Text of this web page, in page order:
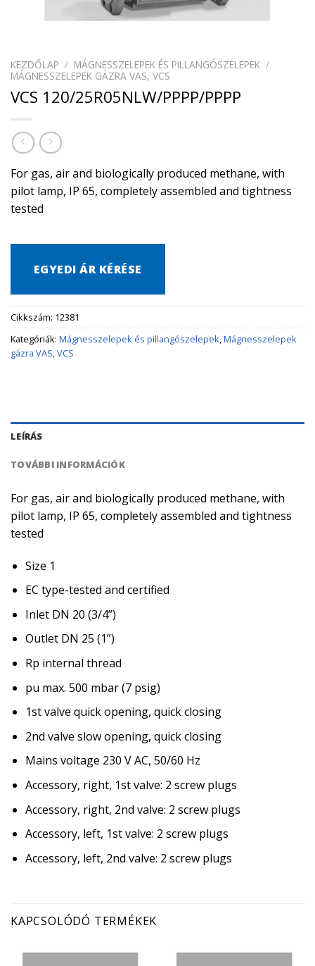
KEZDŐLAP / MÁGNESSZELEPEK ÉS PILLANGÓSZELEPEK /
MÁGNESSZELEPEK GÁZRA VAS, VCS
VCS 120/25R05NLW/PPPP/PPPP
For gas, air and biologically produced methane, with
pilot lamp, IP 65, completely assembled and tightness
tested
EGYEDI ÁR KÉRÉSE
Cikkszám: 12381
Kategóriák: Mágnesszelepek és pillangószelepek,Mágnesszelepek
gázra VAS, VCS
LEÍRÁS
TOVÁBBI INFORMÁCIÓK
For gas, air and biologically produced methane, with
pilot lamp, IP 65, completely assembled and tightness
tested
Size 1
EC type-tested and certified
Inlet DN 20 (3/4”)
Outlet DN 25 (1”)
Rp internal thread
pu max. 500 mbar (7 psig)
1st valve quick opening, quick closing
2nd valve slow opening, quick closing
Mains voltage 230 V AC, 50/60 Hz
Accessory, right, 1st valve: 2 screw plugs
Accessory, right, 2nd valve: 2 screw plugs
Accessory, left, 1st valve: 2 screw plugs
Accessory, left, 2nd valve: 2 screw plugs
KAPCSOLÓDÓ TERMÉKEK